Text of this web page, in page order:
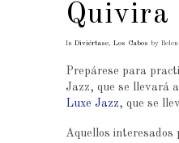
Quivira
In Diviértase, Los Cabos by
Prepárese para
Jazz, que se llevará
Luxe Jazz, que se
Aquellos interesados